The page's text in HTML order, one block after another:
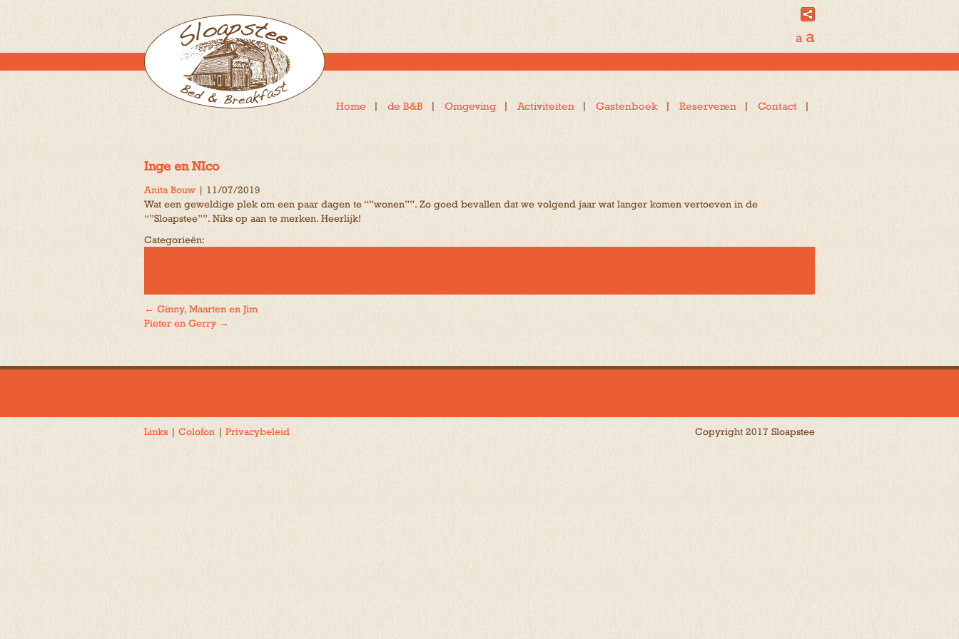
a a
Home de B&B Omgeving Activiteiten Gastenboek Reserveren Contact
Inge en NIco
Anita Bouw | 11/07/2019
Wat een geweldige plek om een paar dagen te “”wonen””. Zo goed bevallen dat we volgend jaar wat langer komen vertoeven in de
“”Sloapstee””. Niks op aan te merken. Heerlijk!
Categorieën:
Bericht
← Ginny, Maarten en Jim
Pieter en Gerry →
Links | Colofon | Privacybeleid Copyright 2017 Sloapstee